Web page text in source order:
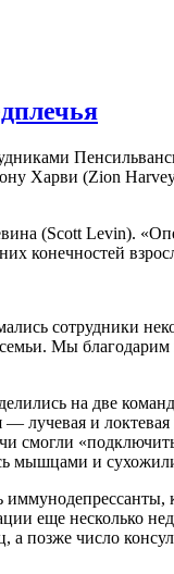
Харви (Zion
(Scott Levin).
конечностей
сотрудники
Мы
на две
— лучевая и
смогли
мышцами и
еще несколько
а позже число